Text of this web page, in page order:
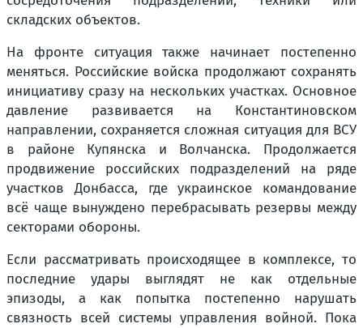
складских объектов.
На фронте ситуация также начинает постепенно
меняться. Российские войска продолжают сохранять
инициативу сразу на нескольких участках. Основное
давление развивается на Константиновском
направлении, сохраняется сложная ситуация для ВСУ
в районе Купянска и Волчанска. Продолжается
продвижение российских подразделений на ряде
участков Донбасса, где украинское командование
всё чаще вынуждено перебрасывать резервы между
секторами обороны.
Если рассматривать происходящее в комплексе, то
последние удары выглядят не как отдельные
эпизоды, а как попытка постепенно нарушать
связность всей системы управления войной. Пока